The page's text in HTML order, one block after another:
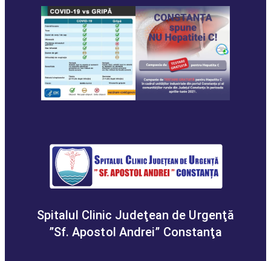
Spitalul Clinic Judeţean de Urgenţă
”Sf. Apostol Andrei” Constanţa